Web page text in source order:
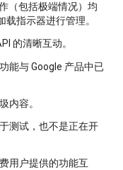
（包括极端情况）均
指示器进行管理。
的清晰互动。
能与 Google 产品中已
内容。
测试，也不是正在开
用户提供的功能互